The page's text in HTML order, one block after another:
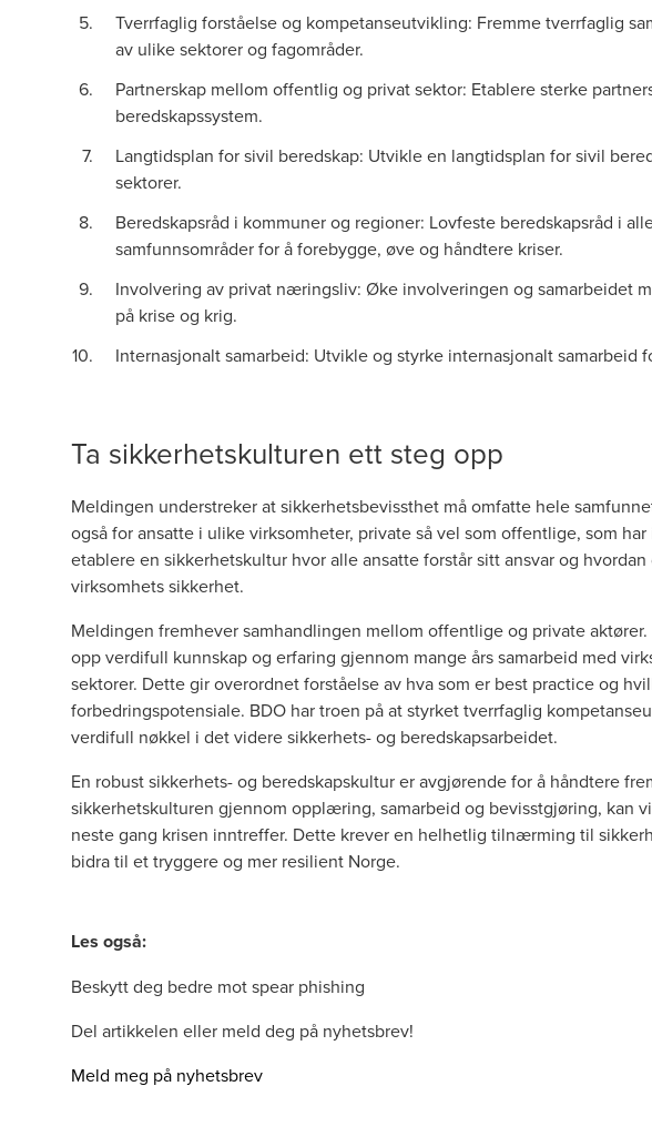
Tverrfaglig forståelse og kompetanseutvikling: Fremme tverrfaglig
av ulike sektorer og fagområder.
Partnerskap mellom offentlig og privat sektor: Etablere sterke
beredskapssystem.
Langtidsplan for sivil beredskap: Utvikle en langtidsplan for sivil
sektorer.
Beredskapsråd i kommuner og regioner: Lovfeste beredskapsråd i
samfunnsområder for å forebygge, øve og håndtere kriser.
Involvering av privat næringsliv: Øke involveringen og samarbeidet
på krise og krig.
Internasjonalt samarbeid: Utvikle og styrke internasjonalt samarbeid
Ta sikkerhetskulturen ett steg opp
Meldingen understreker at sikkerhetsbevissthet må omfatte hele
også for ansatte i ulike virksomheter, private så vel som offentlige, som
etablere en sikkerhetskultur hvor alle ansatte forstår sitt ansvar og
virksomhets sikkerhet.
Meldingen fremhever samhandlingen mellom offentlige og private
opp verdifull kunnskap og erfaring gjennom mange års samarbeid med
sektorer. Dette gir overordnet forståelse av hva som er best practice og
forbedringspotensiale. BDO har troen på at styrket tverrfaglig
verdifull nøkkel i det videre sikkerhets- og beredskapsarbeidet.
En robust sikkerhets- og beredskapskultur er avgjørende for å håndtere
sikkerhetskulturen gjennom opplæring, samarbeid og bevisstgjøring, kan
neste gang krisen inntreffer. Dette krever en helhetlig tilnærming til
bidra til et tryggere og mer resilient Norge.
Les også:
Beskytt deg bedre mot spear phishing
Del artikkelen eller meld deg på nyhetsbrev!
Meld meg på nyhetsbrev